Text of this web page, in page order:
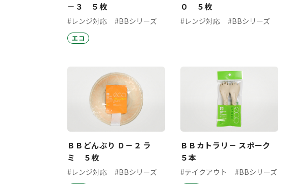
－３ ５枚
#レンジ対応 #BBシリーズ
エコ
０ ５枚
#レンジ対応 #BBシリーズ
ＢＢどんぶり Ｄ－２ ラ
ミ ５枚
#レンジ対応 #BBシリーズ
ＢＢカトラリ－ スポーク
５本
#テイクアウト #BBシリーズ